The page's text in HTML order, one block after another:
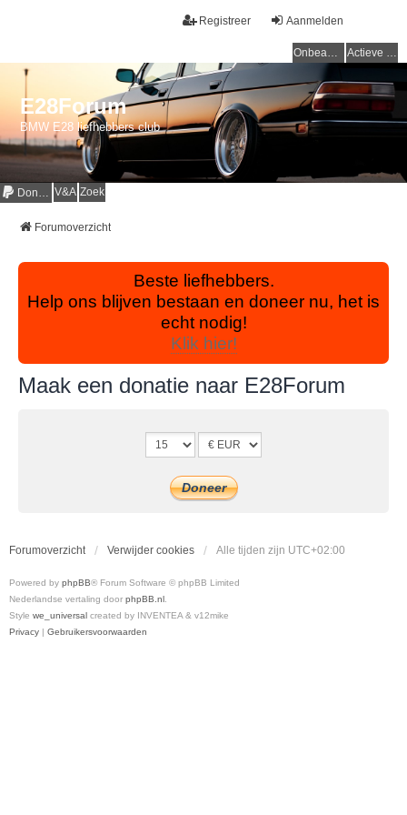
Aanmelden
Registreer
Onbeantwoorde onderwerpen Actieve onderwerpen
E28Forum
BMW E28 liefhebbers club
Donaties V&A Zoek
Forumoverzicht
Beste liefhebbers.
Help ons blijven bestaan en doneer nu, het is
echt nodig!
Klik hier!
Maak een donatie naar E28Forum
Forumoverzicht Verwijder cookies Alle tijden zijn UTC+02:00
Powered by phpBB® Forum Software © phpBB Limited
Nederlandse vertaling door phpBB.nl
Style we_universal created by INVENTEA & v12mike
Privacy | Gebruikersvoorwaarden